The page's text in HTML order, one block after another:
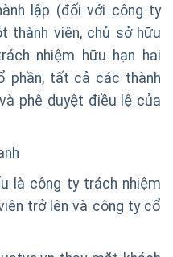
lập (đối với công ty
thành viên, chủ sở hữu
nhiệm hữu hạn hai
phần, tất cả các thành
phê duyệt điều lệ của
là công ty trách nhiệm
trở lên và công ty cổ